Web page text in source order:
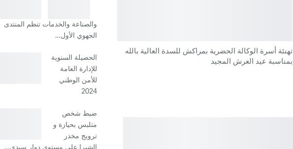
تهنئة أسرة الوكالة الحضرية بمراكش للسدة العالية بالله
بمناسبة عيد العرش المجيد
والصناعة والخدمات تنظم المنتدى
الجهوي الأول…
الحصيلة السنوية
للإدارة العامة
للأمن الوطني
2024
ضبط شخص
متلبس بحيازة و
ترويج مخدر
الشيرا على مستوى دوار سيدي…